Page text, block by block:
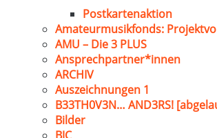
Postkartenaktion
Amateurmusikfonds:
AMU – Die 3 PLUS
Ansprechpartner*innen
ARCHIV
Auszeichnungen 1
B33TH0V3N… AND3RS!
Bilder